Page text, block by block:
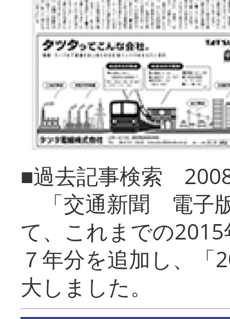
■過去記事検索
「交通新聞 電子
て、これまでの
７年分を追加し、「
大しまし